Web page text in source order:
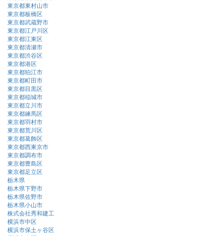
東京都東村山市
東京都板橋区
東京都武蔵野市
東京都江戸川区
東京都江東区
東京都清瀬市
東京都渋谷区
東京都港区
東京都狛江市
東京都町田市
東京都目黒区
東京都稲城市
東京都立川市
東京都練馬区
東京都羽村市
東京都荒川区
東京都葛飾区
東京都西東京市
東京都調布市
東京都豊島区
東京都足立区
栃木県
栃木県下野市
栃木県佐野市
栃木県小山市
株式会社秀和建工
横浜市中区
横浜市保土ヶ谷区